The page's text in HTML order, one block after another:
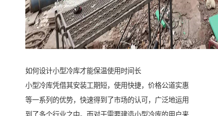
如何设计小型冷库才能保温使用时间长
小型冷库凭借其安装工期短，使用快捷，价格公道实惠
等一系列的优势，快速得到了市场的认可，广泛地运用